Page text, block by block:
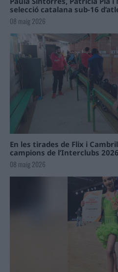
selecció catalana sub-16
08 maig 2026
En les tirades de Flix i
campions de l’Interclubs 2026
08 maig 2026